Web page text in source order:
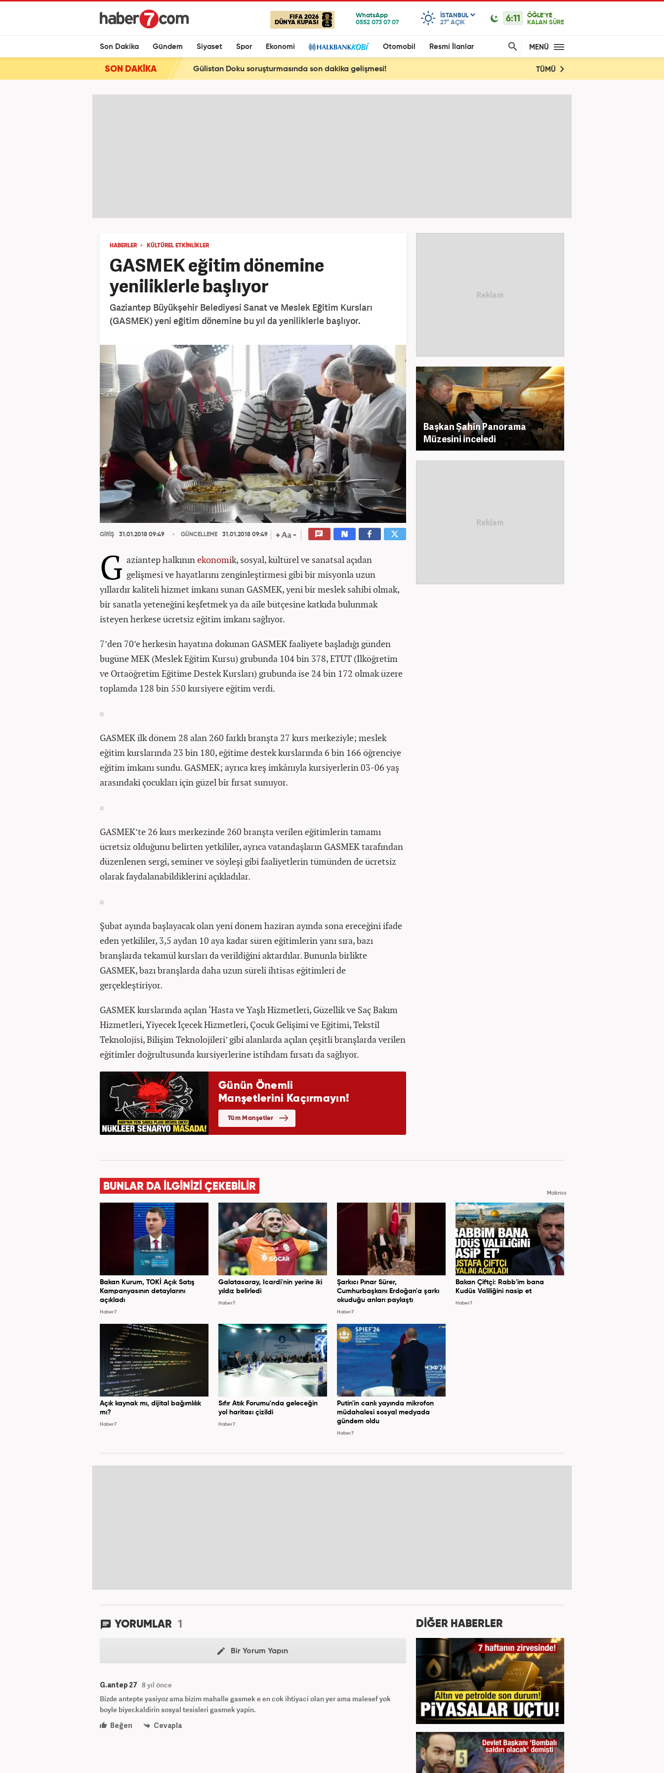
FIFA 2026
DÜNYA KUPASI
ISTANBUL
27° AÇIK 6:11
ÖĞLE'YE
KALAN SÜRE
Son Dakika Gündem Siyaset Spor Ekonomi Otomobil Resmi İlanlar MENÜ
SON DAKİKA Gülistan Doku soruşturmasında son dakika gelişmesi! TÜMÜ
HABERLER KÜLTÜREL ETKINLIKLER
GASMEK eğitim dönemine
yeniliklerle başlıyor
Gaziantep Büyükşehir Belediyesi Sanat ve Meslek Eğitim Kursları
(GASMEK) yeni eğitim dönemine bu yıl da yeniliklerle başlıyor.
GİRİŞ 31.01.2018 09:49 GÜNCELLEME 31.01.2018 09:49
G aziantep halkınınekonomik, sosyal, kültürel ve sanatsal açıdan
gelişmesi ve hayatlarını zenginleştirmesi gibi bir misyonla uzun
yıllardır kaliteli hizmet imkanı sunan GASMEK, yeni bir meslek sahibi olmak,
bir sanatla yeteneğini keşfetmek ya da aile bütçesine katkıda bulunmak
isteyen herkese ücretsiz eğitim imkanı sağlıyor.
7’den 70’e herkesin hayatına dokunan GASMEK faaliyete başladığı günden
bugüne MEK (Meslek Eğitim Kursu) grubunda 104 bin 378, ETÜT (İlköğretim
ve Ortaöğretim Eğitime Destek Kursları) grubunda ise 24 bin 172 olmak üzere
toplamda 128 bin 550 kursiyere eğitim verdi.
GASMEK ilk dönem 28 alan 260 farklı branşta 27 kurs merkeziyle; meslek
eğitim kurslarında 23 bin 180, eğitime destek kurslarında 6 bin 166 öğrenciye
eğitim imkanı sundu. GASMEK; ayrıca kreş imkânıyla kursiyerlerin 03-06 yaş
arasındaki çocukları için güzel bir fırsat sunuyor.
GASMEK’te 26 kurs merkezinde 260 branşta verilen eğitimlerin tamamı
ücretsiz olduğunu belirten yetkililer, ayrıca vatandaşların GASMEK tarafından
düzenlenen sergi, seminer ve söyleşi gibi faaliyetlerin tümünden de ücretsiz
olarak faydalanabildiklerini açıkladılar.
Şubat ayında başlayacak olan yeni dönem haziran ayında sona ereceğini ifade
eden yetkililer, 3,5 aydan 10 aya kadar süren eğitimlerin yanı sıra, bazı
branşlarda tekamül kursları da verildiğini aktardılar. Bununla birlikte
GASMEK, bazı branşlarda daha uzun süreli ihtisas eğitimleri de
gerçekleştiriyor.
GASMEK kurslarında açılan ‘Hasta ve Yaşlı Hizmetleri, Güzellik ve Saç Bakım
Hizmetleri, Yiyecek İçecek Hizmetleri, Çocuk Gelişimi ve Eğitimi, Tekstil
Teknolojisi, Bilişim Teknolojileri’ gibi alanlarda açılan çeşitli branşlarda verilen
eğitimler doğrultusunda kursiyerlerine istihdam fırsatı da sağlıyor.
Başkan Şahin Panorama
Müzesini inceledi
BUNLAR DA İLGİNİZİ ÇEKEBİLİR
Makroo
Bakan Kurum, TOKİ Açık Satış
Kampanyasının detaylarını
açıkladı
Haber7
Galatasaray, Icardi'nin yerine iki
yıldız belirledi
Haber7
Şarkıcı Pınar Sürer,
Cumhurbaşkanı Erdoğan'a şarkı
okuduğu anları paylaştı
Haber7
Bakan Çiftçi: Rabb'im bana
Kudüs Valiliğini nasip et
Haber7
Açık kaynak mı, dijital bağımlılık
mı?
Haber7
Sıfır Atık Forumu'nda geleceğin
yol haritası çizildi
Haber7
Putin'in canlı yayında mikrofon
müdahalesi sosyal medyada
gündem oldu
Haber7
YORUMLAR 1
Bir Yorum Yapın
G.antep 27 8 yıl önce
Bizde antepte yasiyoz ama bizim mahalle gasmek e en cok ihtiyaci olan yer ama malesef yok
boyle biyer.kaldirin sosyal tesisleri gasmek yapin.
Beğen
Cevapla
DİĞER HABERLER